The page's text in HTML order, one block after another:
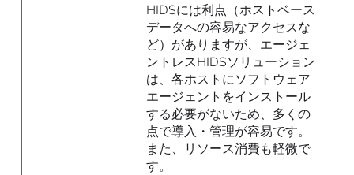
HIDSには利点（ホストベース
データへの容易なアクセスな
ど）がありますが、エージェ
ントレスHIDSソリューション
は、各ホストにソフトウェア
エージェントをインストール
する必要がないため、多くの
点で導入・管理が容易です。
また、リソース消費も軽微で
す。